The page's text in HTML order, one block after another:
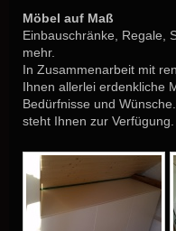
Möbel auf Maß
Einbauschränke, Regale,
mehr.
In Zusammenarbeit mit
Ihnen allerlei erdenkliche
Bedürfnisse und
steht Ihnen zur Verfügung.